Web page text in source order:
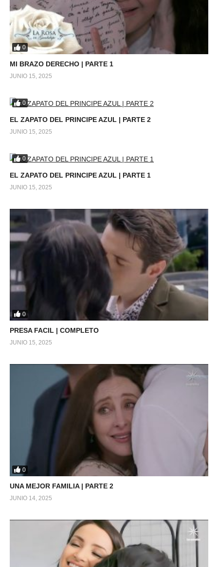
0
MI BRAZO DERECHO | PARTE 1
JUNIO 15, 2025
0
EL ZAPATO DEL PRINCIPE AZUL | PARTE 2
JUNIO 15, 2025
0
EL ZAPATO DEL PRINCIPE AZUL | PARTE 1
JUNIO 15, 2025
0
PRESA FACIL | COMPLETO
JUNIO 15, 2025
0
UNA MEJOR FAMILIA | PARTE 2
JUNIO 14, 2025